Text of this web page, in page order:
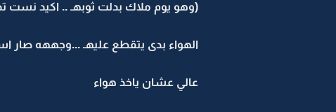
(وهو يوم ملاك بدلت ثوبهـ .. اكيد نست
الهواء بدى يتقطع عليهـ ...وجههه صار
عالي عشان ياخذ هواء